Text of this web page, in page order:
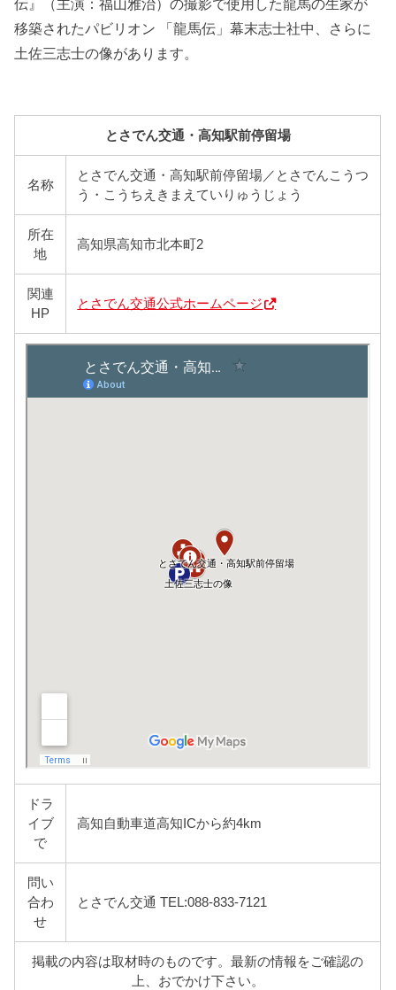
伝』（主演：福山雅治）の撮影で使用した龍馬の生家が
移築されたパビリオン 「龍馬伝」幕末志士社中、さらに
土佐三志士の像があります。
とさでん交通・高知駅前停留場
名称
とさでん交通・高知駅前停留場／とさでんこうつ
う・こうちえきまえていりゅうじょう
所在
地
高知県高知市北本町2
関連
HP
とさでん交通公式ホームページ
ドラ
イブ
で
高知自動車道高知ICから約4km
問い
合わ
せ
とさでん交通 TEL:088-833-7121
掲載の内容は取材時のものです。最新の情報をご確認の
上、おでかけ下さい。